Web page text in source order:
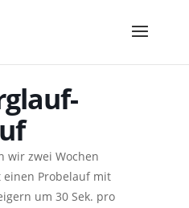
wir zwei Wochen
einen Probelauf mit
um 30 Sek. pro